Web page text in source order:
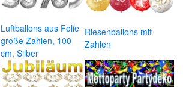
Luftballons aus Folie
große Zahlen, 100
cm, Silber
Riesenballons mit
Zahlen